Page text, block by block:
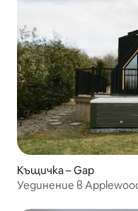
Къщичка – Gap
Уединение в